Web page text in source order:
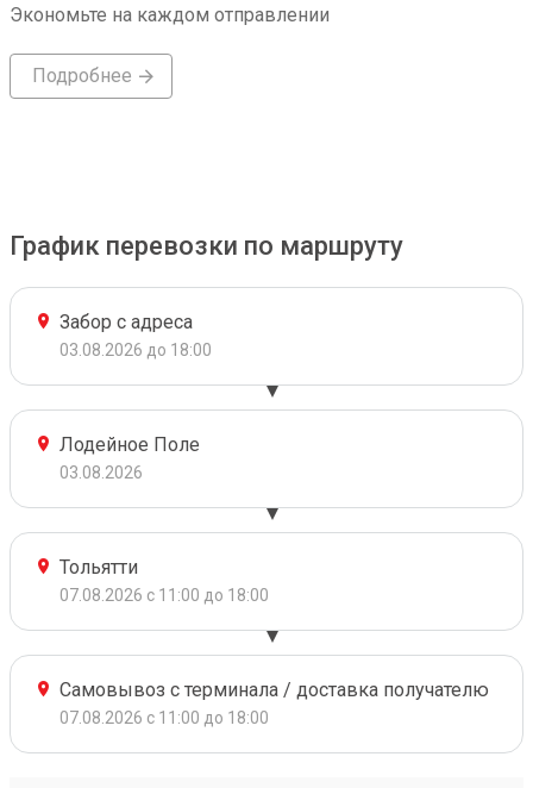
Экономьте на каждом отправлении
Подробнее
График перевозки по маршруту
Забор с адреса
03.08.2026 до 18:00
Лодейное Поле
03.08.2026
Тольятти
07.08.2026 с 11:00 до 18:00
Самовывоз с терминала / доставка получателю
07.08.2026 с 11:00 до 18:00